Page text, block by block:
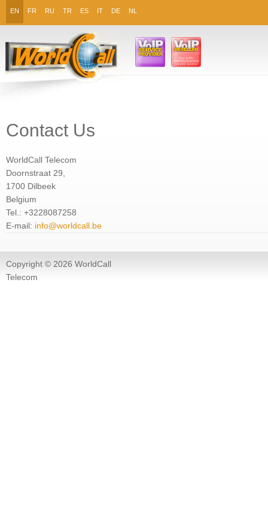
EN FR RU TR ES IT DE NL
Contact Us
WorldCall Telecom
Doornstraat 29,
1700 Dilbeek
Belgium
Tel.: +3228087258
E-mail: info@worldcall.be
Copyright © 2026 WorldCall
Telecom